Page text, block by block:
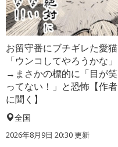
お留守番にブチギレた愛猫
「ウンコしてやろうかな」
→まさかの標的に「目が笑
ってない！」と恐怖【作者
に聞く】
全国
2026年8月9日 20:30更新